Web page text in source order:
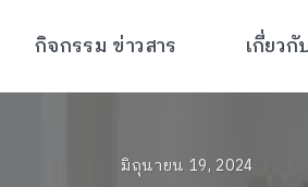
กิจกรรม ข่าวสาร เกี่ยวกั
มิถุนายน 19, 2024